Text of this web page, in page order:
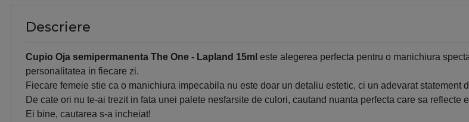
Descriere
Cupio Oja semipermanenta The One - Lapland 15ml este alegerea perfecta pentru o manichiura
personalitatea in fiecare zi.
Fiecare femeie stie ca o manichiura impecabila nu este doar un detaliu estetic, ci un adevarat statement
De cate ori nu te-ai trezit in fata unei palete nesfarsite de culori, cautand nuanta perfecta care sa reflecte
Ei bine, cautarea s-a incheiat!